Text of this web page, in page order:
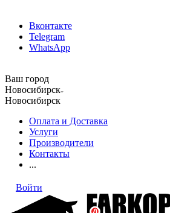
Вконтакте
Telegram
WhatsApp
Ваш город
Новосибирск
Новосибирск
Оплата и Доставка
Услуги
Производители
Контакты
...
Войти